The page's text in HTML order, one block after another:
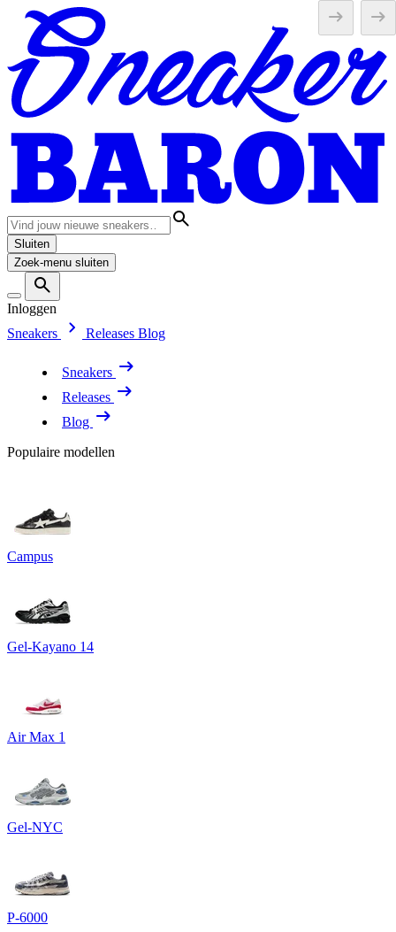
Sluiten
Zoek-menu sluiten
Inloggen
Sneakers
Releases Blog
Sneakers
Releases
Blog
Populaire modellen
Campus
Gel-Kayano 14
Air Max 1
Gel-NYC
P-6000